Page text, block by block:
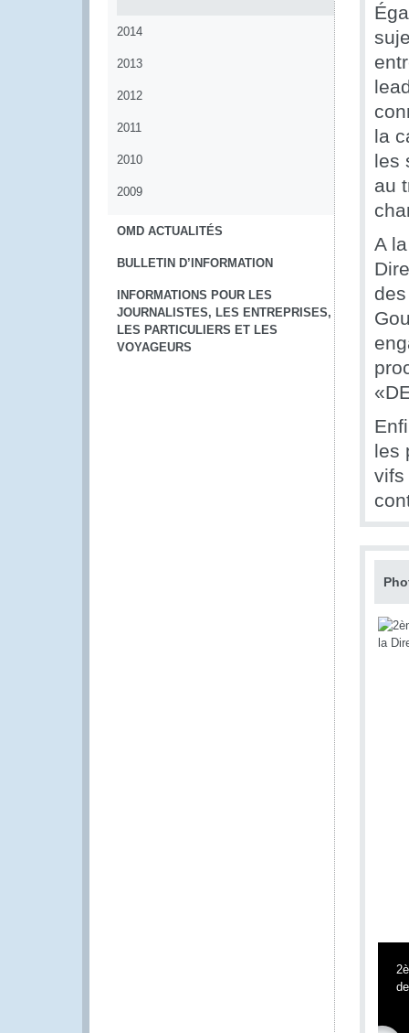
2014
2013
2012
2011
2010
2009
OMD ACTUALITÉS
BULLETIN D’INFORMATION
INFORMATIONS POUR LES
JOURNALISTES, LES ENTREPRISES,
LES PARTICULIERS ET LES
VOYAGEURS
la
les
au
A
les
vifs